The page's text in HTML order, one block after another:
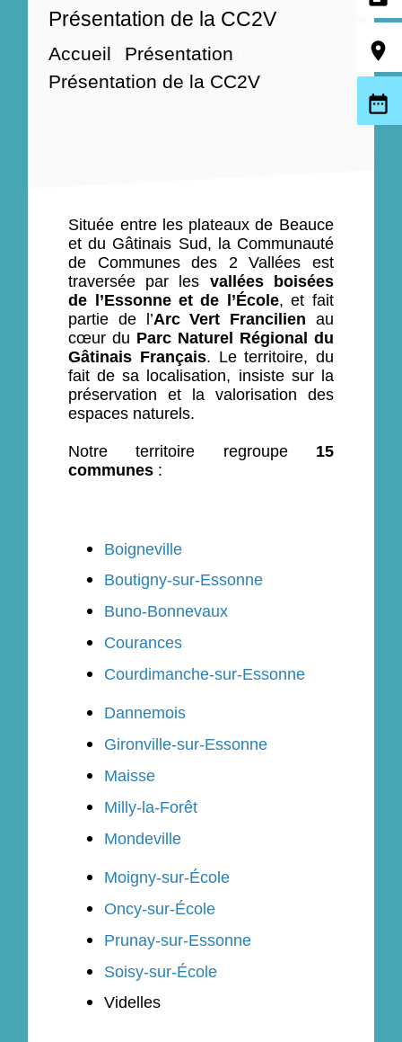
Présentation de la CC2V
Accueil Présentation
Présentation de la CC2V
Située entre les plateaux de Beauce
et du Gâtinais Sud, la Communauté
de Communes des 2 Vallées est
traversée par les vallées boisées
de l’Essonne et de l’École, et fait
partie de l’Arc Vert Francilien au
cœur du Parc Naturel Régional du
Gâtinais Français. Le territoire, du
fait de sa localisation, insiste sur la
préservation et la valorisation des
espaces naturels.
Notre territoire regroupe 15
communes :
Boigneville
Boutigny-sur-Essonne
Buno-Bonnevaux
Courances
Courdimanche-sur-Essonne
Dannemois
Gironville-sur-Essonne
Maisse
Milly-la-Forêt
Mondeville
Moigny-sur-École
Oncy-sur-École
Prunay-sur-Essonne
Soisy-sur-École
Videlles
room
date_range